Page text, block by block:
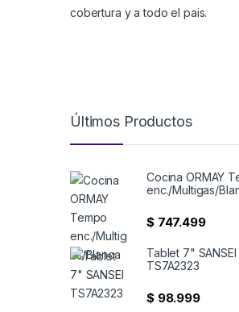
cobertura y a todo el pais.
Últimos Productos
Cocina ORMAY
enc./Multigas/
$747.499
Tablet 7" SANSEI
TS7A2323
$98.999